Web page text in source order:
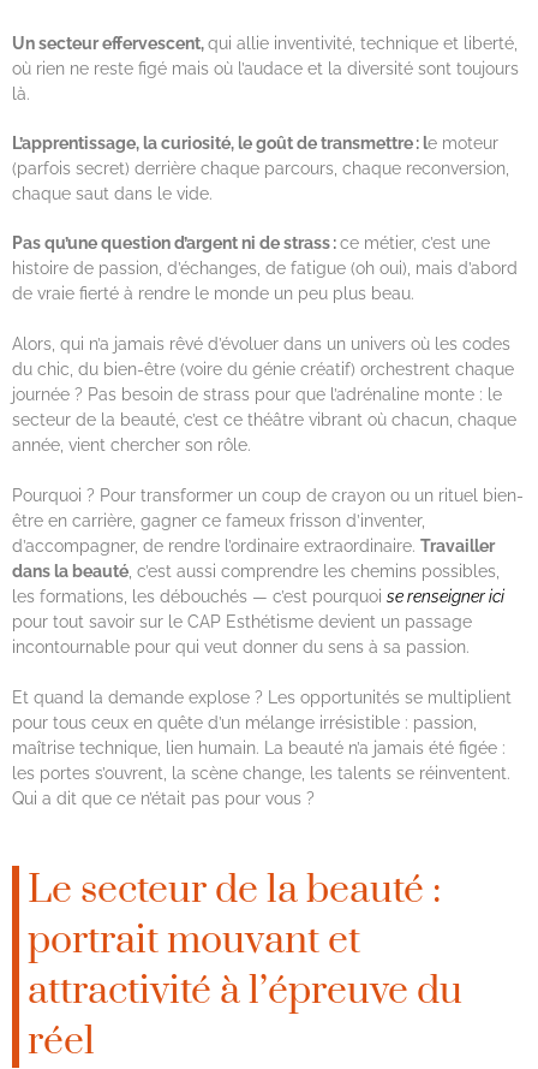
Un secteur effervescent,qui allie inventivité, technique et liberté,
où rien ne reste figé mais où l’audace et la diversité sont toujours
là.
L’apprentissage, la curiosité, le goût de transmettre : le moteur
(parfois secret) derrière chaque parcours, chaque reconversion,
chaque saut dans le vide.
Pas qu’une question d’argent ni de strass :ce métier, c’est une
histoire de passion, d’échanges, de fatigue (oh oui), mais d’abord
de vraie fierté à rendre le monde un peu plus beau.
Alors, qui n’a jamais rêvé d’évoluer dans un univers où les codes
du chic, du bien-être (voire du génie créatif) orchestrent chaque
journée ? Pas besoin de strass pour que l’adrénaline monte : le
secteur de la beauté, c’est ce théâtre vibrant où chacun, chaque
année, vient chercher son rôle.
Pourquoi ? Pour transformer un coup de crayon ou un rituel bien-
être en carrière, gagner ce fameux frisson d’inventer,
d’accompagner, de rendre l’ordinaire extraordinaire. Travailler
dans la beauté , c’est aussi comprendre les chemins possibles,
les formations, les débouchés — c’est pourquoi se renseigner ici
pour tout savoir sur le CAP Esthétisme devient un passage
incontournable pour qui veut donner du sens à sa passion.
Et quand la demande explose ? Les opportunités se multiplient
pour tous ceux en quête d’un mélange irrésistible : passion,
maîtrise technique, lien humain. La beauté n’a jamais été figée :
les portes s’ouvrent, la scène change, les talents se réinventent.
Qui a dit que ce n’était pas pour vous ?
Le secteur de la beauté :
portrait mouvant et
attractivité à l’épreuve du
réel